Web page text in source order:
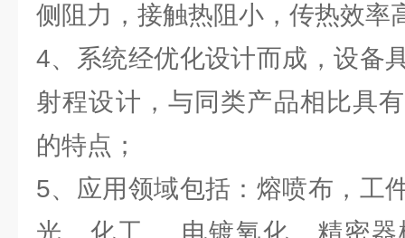
侧阻力，接触热阻小，传热效率
4、系统经优化设计而成，设备
射程设计，与同类产品相比具
的特点；
5、应用领域包括：熔喷布，工
光、化工 、电镀氧化、精密